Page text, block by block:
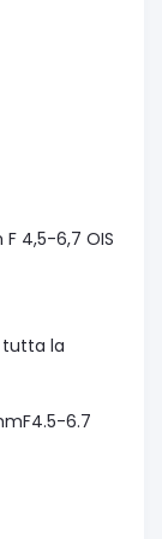
4,5-6,7 OIS
tutta la
6.7